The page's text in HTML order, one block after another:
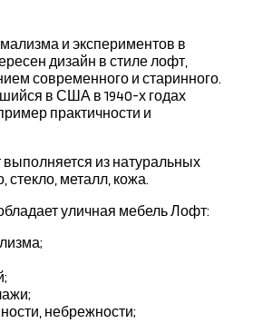
и экспериментов в
дизайн в стиле лофт,
современного и старинного.
в США в 1940-х годах
практичности и
из натуральных
стекло, металл, кожа.
уличная мебель Лофт:
небрежности;